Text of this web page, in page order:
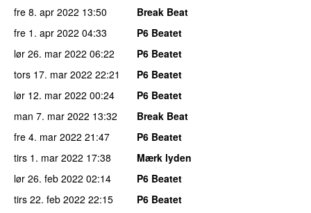
fre 8. apr 2022 13:50
Break Beat
fre 1. apr 2022 04:33
P6 Beatet
lør 26. mar 2022 06:22
P6 Beatet
tors 17. mar 2022 22:21
P6 Beatet
lør 12. mar 2022 00:24
P6 Beatet
man 7. mar 2022 13:32
Break Beat
fre 4. mar 2022 21:47
P6 Beatet
tirs 1. mar 2022 17:38
Mærk lyden
lør 26. feb 2022 02:14
P6 Beatet
tirs 22. feb 2022 22:15
P6 Beatet